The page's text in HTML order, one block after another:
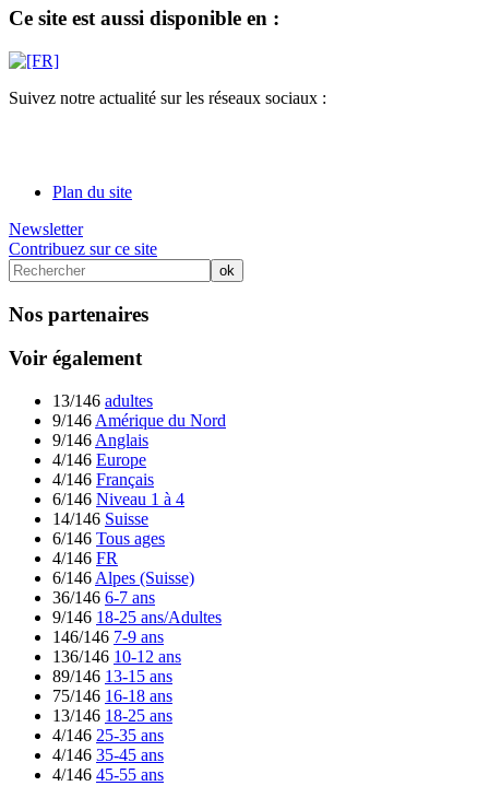
Ce site est aussi disponible en :
Suivez notre actualité sur les réseaux sociaux :
Plan du site
Newsletter
Contribuez sur ce site
Nos partenaires
Voir également
13/146 adultes
9/146 Amérique du Nord
9/146 Anglais
4/146 Europe
4/146 Français
6/146 Niveau 1 à 4
14/146 Suisse
6/146 Tous ages
4/146 FR
6/146 Alpes (Suisse)
36/146 6-7 ans
9/146 18-25 ans/Adultes
146/146 7-9 ans
136/146 10-12 ans
89/146 13-15 ans
75/146 16-18 ans
13/146 18-25 ans
4/146 25-35 ans
4/146 35-45 ans
4/146 45-55 ans